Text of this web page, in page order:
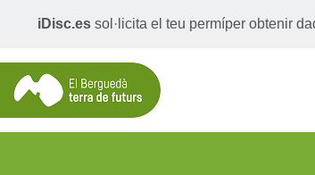
iDisc.es sol·licita el teu permíper obtenir